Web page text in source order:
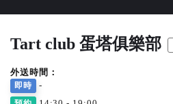
Tart club 蛋塔俱樂部
外送時間：
即時 -